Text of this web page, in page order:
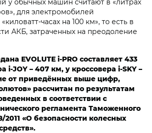
для электромобилей
часах на 100 км», то есть в
АКБ, затраченных на преодоление
EVOLUTE i‑PRO составляет 433
i‑JOY – 407 км, у кроссовера i‑SKY –
от приведённых выше цифр,
рассчитан по результатам
в соответствии с
регламента Таможенного
2011 «О безопасности колесных